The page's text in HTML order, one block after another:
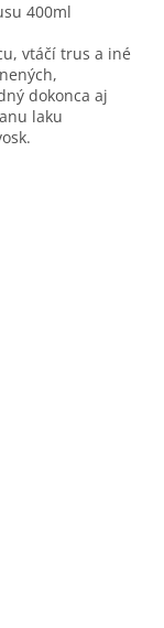
400ml
vtáčí trus a iné
dokonca aj
laku